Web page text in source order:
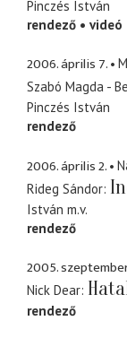
Pinczés István
rendező
videó
2006. április 7.
Szabó Magda -
Pinczés István
rendező
2006. április 2.
Rideg Sándor
István m.v.
rendező
2005.
Nick Dear
rendező